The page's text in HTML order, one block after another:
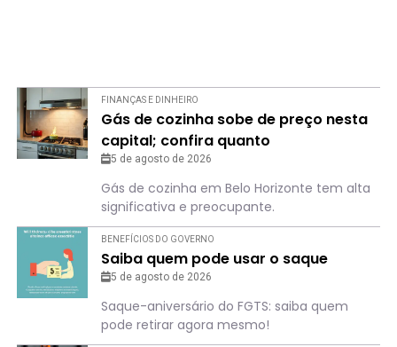
FINANÇAS E DINHEIRO
Gás de cozinha sobe de preço nesta
capital; confira quanto
5 de agosto de 2026
Gás de cozinha em Belo Horizonte tem alta
significativa e preocupante.
BENEFÍCIOS DO GOVERNO
Saiba quem pode usar o saque
5 de agosto de 2026
Saque-aniversário do FGTS: saiba quem
pode retirar agora mesmo!